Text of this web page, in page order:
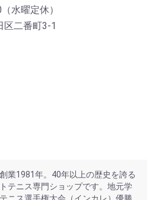
水曜定休）
区二番町3-1
業1981年。40年以上の歴史を誇る
テニス専門ショップです。地元学
ニス選手権大会（インカレ）優勝